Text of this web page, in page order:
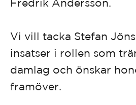
Vi vill tacka Stefan
insatser i rollen som
damlag och önskar
framöver.